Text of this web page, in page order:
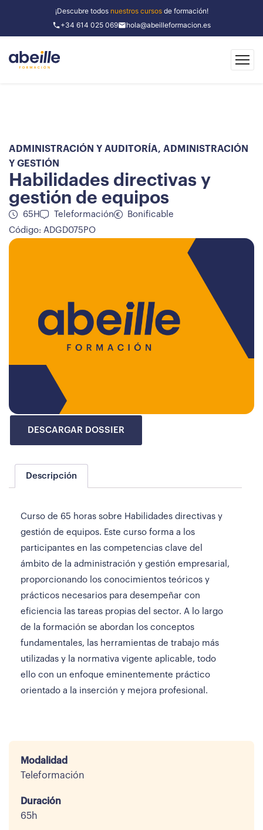
¡Descubre todos nuestros cursosde formación!
+34 614 025 069
hola@abeilleformacion.es
ADMINISTRACIÓN Y AUDITORÍA, ADMINISTRACIÓN
Y GESTIÓN
Habilidades directivas y
gestión de equipos
65H Teleformación
Bonificable
Código: ADGD075PO
DESCARGAR DOSSIER
Descripción
Curso de 65 horas sobre Habilidades directivas y
gestión de equipos. Este curso forma a los
participantes en las competencias clave del
ámbito de la administración y gestión empresarial,
proporcionando los conocimientos teóricos y
prácticos necesarios para desempeñar con
eficiencia las tareas propias del sector. A lo largo
de la formación se abordan los conceptos
fundamentales, las herramientas de trabajo más
utilizadas y la normativa vigente aplicable, todo
ello con un enfoque eminentemente práctico
orientado a la inserción y mejora profesional.
Modalidad
Teleformación
Duración
65h